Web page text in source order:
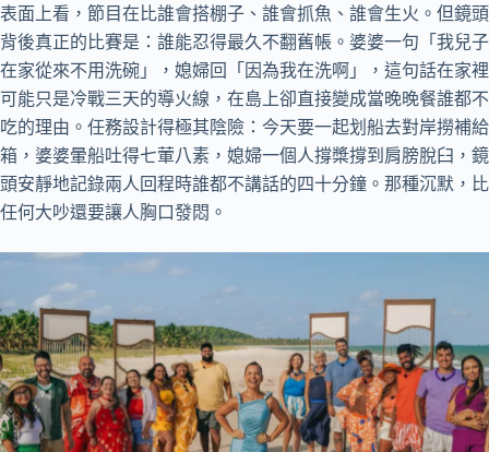
表面上看，節目在比誰會搭棚子、誰會抓魚、誰會生火。但鏡頭
背後真正的比賽是：誰能忍得最久不翻舊帳。婆婆一句「我兒子
在家從來不用洗碗」，媳婦回「因為我在洗啊」，這句話在家裡
可能只是冷戰三天的導火線，在島上卻直接變成當晚晚餐誰都不
吃的理由。任務設計得極其陰險：今天要一起划船去對岸撈補給
箱，婆婆暈船吐得七葷八素，媳婦一個人撐槳撐到肩膀脫臼，鏡
頭安靜地記錄兩人回程時誰都不講話的四十分鐘。那種沉默，比
任何大吵還要讓人胸口發悶。